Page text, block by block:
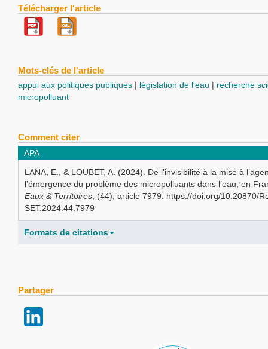
Télécharger l'article
Mots-clés de l'article
appui aux politiques publiques législation de l'eau
recherche
micropolluant
Comment citer
APA
LANA, E., & LOUBET, A. (2024). De l’invisibilité à la mise à
l’émergence du problème des micropolluants dans l’eau, en
Eaux & Territoires , (44), article 7979. https://doi.org/10.20870/
SET.2024.44.7979
Formats de citations
Partager